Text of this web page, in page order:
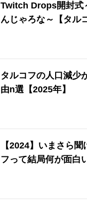
Twitch Drops開封式
んじゃろな～【タル
タルコフの人口減少
由n選【2025年】
【2024】いまさら
フって結局何が面白